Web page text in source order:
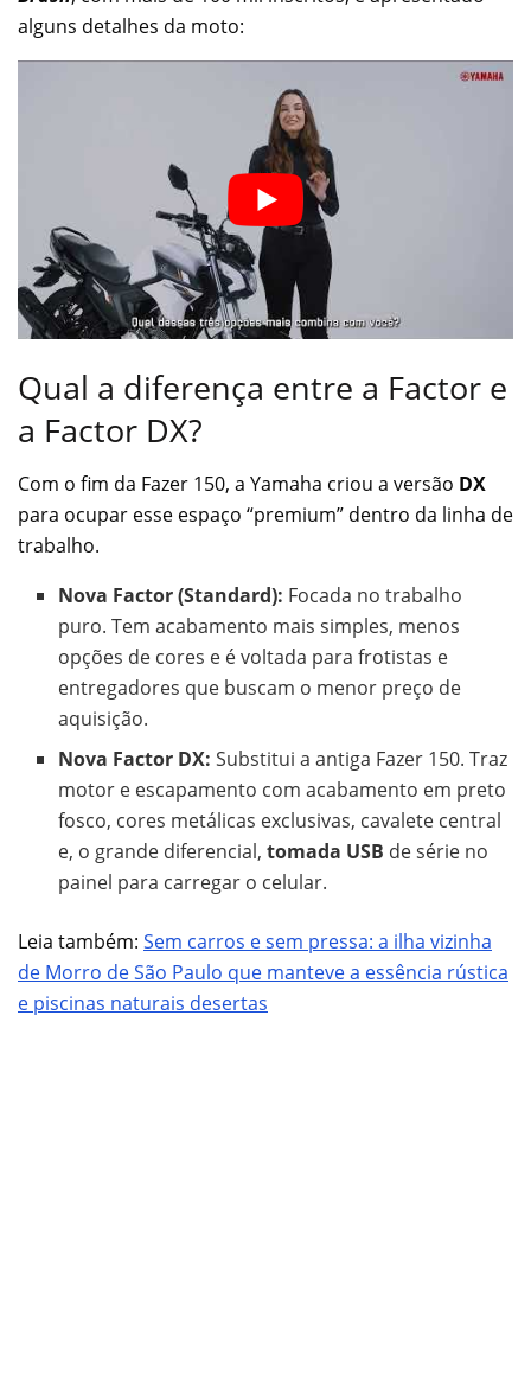
alguns detalhes da moto:
Qual a diferença entre a Factor e
a Factor DX?
Com o fim da Fazer 150, a Yamaha criou a versão DX
para ocupar esse espaço “premium” dentro da linha de
trabalho.
Nova Factor (Standard): Focada no trabalho
puro. Tem acabamento mais simples, menos
opções de cores e é voltada para frotistas e
entregadores que buscam o menor preço de
aquisição.
Nova Factor DX: Substitui a antiga Fazer 150. Traz
motor e escapamento com acabamento em preto
fosco, cores metálicas exclusivas, cavalete central
e, o grande diferencial,tomada USB de série no
painel para carregar o celular.
Leia também: Sem carros e sem pressa: a ilha vizinha
de Morro de São Paulo que manteve a essência rústica
e piscinas naturais desertas